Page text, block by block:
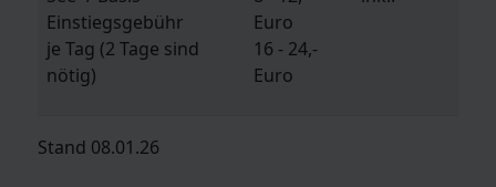
Einstiegsgebühr
je Tag (2 Tage sind
nötig)
Euro
16 - 24,-
Euro
Stand 08.01.26